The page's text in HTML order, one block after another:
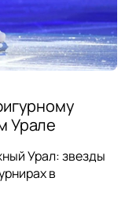
Урале
Урал: звезды
в